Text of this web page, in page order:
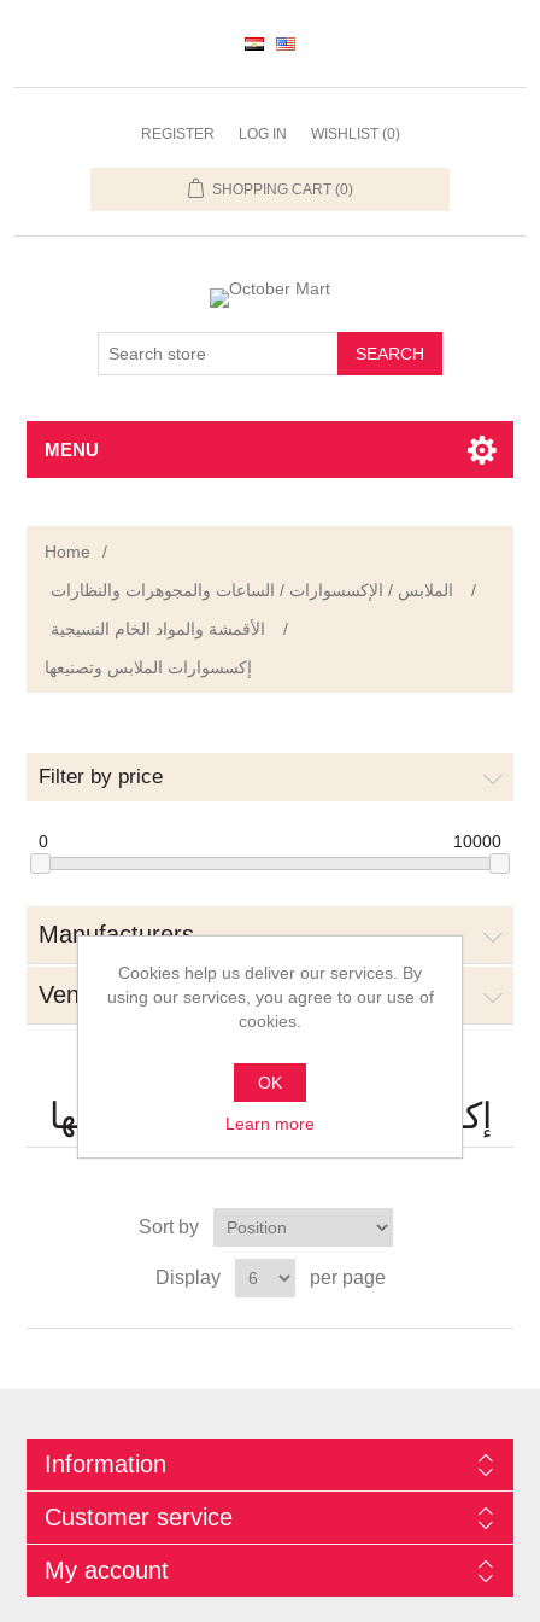
REGISTER LOG IN WISHLIST (0)
SHOPPING CART (0)
SEARCH
MENU
Home
/
الملابس / الإكسسوارات / الساعات والمجوهرات والنظارات
/
الأقمشة والمواد الخام النسيجية
/
إكسسوارات الملابس وتصنيعها
Filter by price
0 10000
Manufacturers
Vendors
إكسسوارات الملابس وتصنيعها
Sort by
Display per page
Information
Customer service
My account
Cookies help us deliver our services. By
using our services, you agree to our use of
cookies.
OK
Learn more